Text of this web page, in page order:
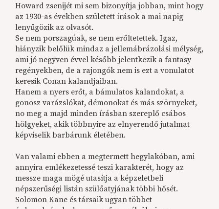
Howard zsenijét mi sem bizonyítja jobban, mint hogy
az 1930-as években született írások a mai napig
lenyűgözik az olvasót.
Se nem porszagúak, se nem erőltetettek. Igaz,
hiányzik belőlük mindaz a jellemábrázolási mélység,
ami jó negyven évvel később jelentkezik a fantasy
regényekben, de a rajongók nem is ezt a vonulatot
keresik Conan kalandjaiban.
Hanem a nyers erőt, a bámulatos kalandokat, a
gonosz varázslókat, démonokat és más szörnyeket,
no meg a majd minden írásban szereplő csábos
hölgyeket, akik többnyire az elnyerendő jutalmat
képviselik barbárunk életében.
Van valami ebben a megtermett hegylakóban, ami
annyira emlékezetessé teszi karakterét, hogy az
messze maga mögé utasítja a képzeletbeli
népszerűségi listán szülőatyjának többi hősét.
Solomon Kane és társaik ugyan többet